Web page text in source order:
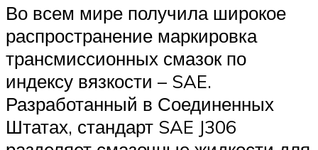
Во всем мире получила широкое
распространение маркировка
трансмиссионных смазок по
индексу вязкости – SAE.
Разработанный в Соединенных
Штатах, стандарт SAE J306